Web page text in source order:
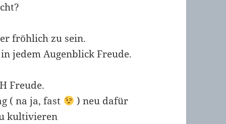
fröhlich zu sein.
jedem Augenblick Freude.
Freude.
( na ja, fast
) neu dafür
kultivieren